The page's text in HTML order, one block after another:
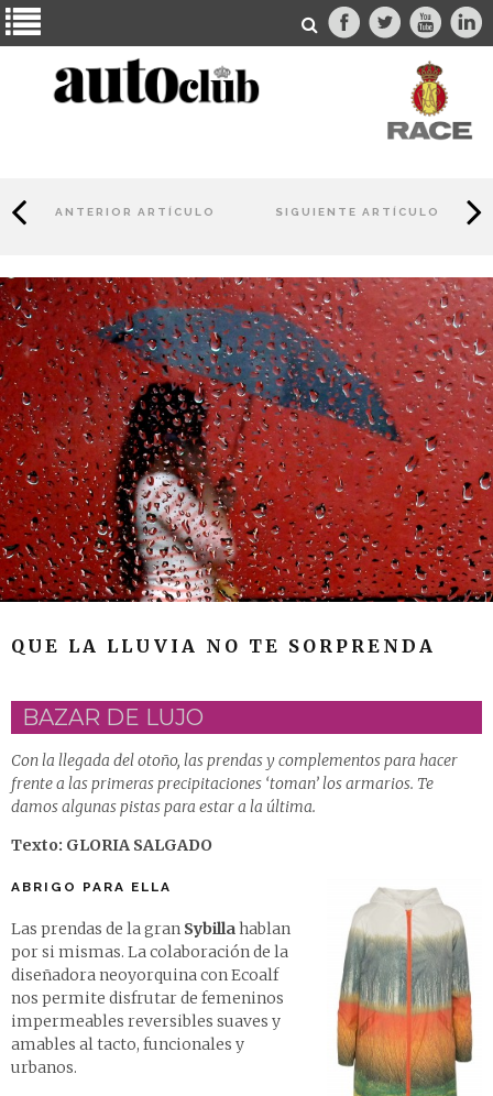
ANTERIOR ARTÍCULO SIGUIENTE ARTÍCULO
QUE LA LLUVIA NO TE SORPRENDA
BAZAR DE LUJO
Con la llegada del otoño, las prendas y complementos para hacer
frente a las primeras precipitaciones ‘toman’ los armarios. Te
damos algunas pistas para estar a la última.
Texto: GLORIA SALGADO
ABRIGO PARA ELLA
Las prendas de la gran Sybillahablan
por si mismas. La colaboración de la
diseñadora neoyorquina con Ecoalf
nos permite disfrutar de femeninos
impermeables reversibles suaves y
amables al tacto, funcionales y
urbanos.